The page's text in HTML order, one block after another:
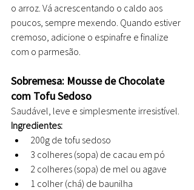
o arroz. Vá acrescentando o caldo aos
poucos, sempre mexendo. Quando estiver
cremoso, adicione o espinafre e finalize
com o parmesão.
Sobremesa: Mousse de Chocolate
com Tofu Sedoso
Saudável, leve e simplesmente irresistível.
Ingredientes:
200g de tofu sedoso
3 colheres (sopa) de cacau em pó
2 colheres (sopa) de mel ou agave
1 colher (chá) de baunilha